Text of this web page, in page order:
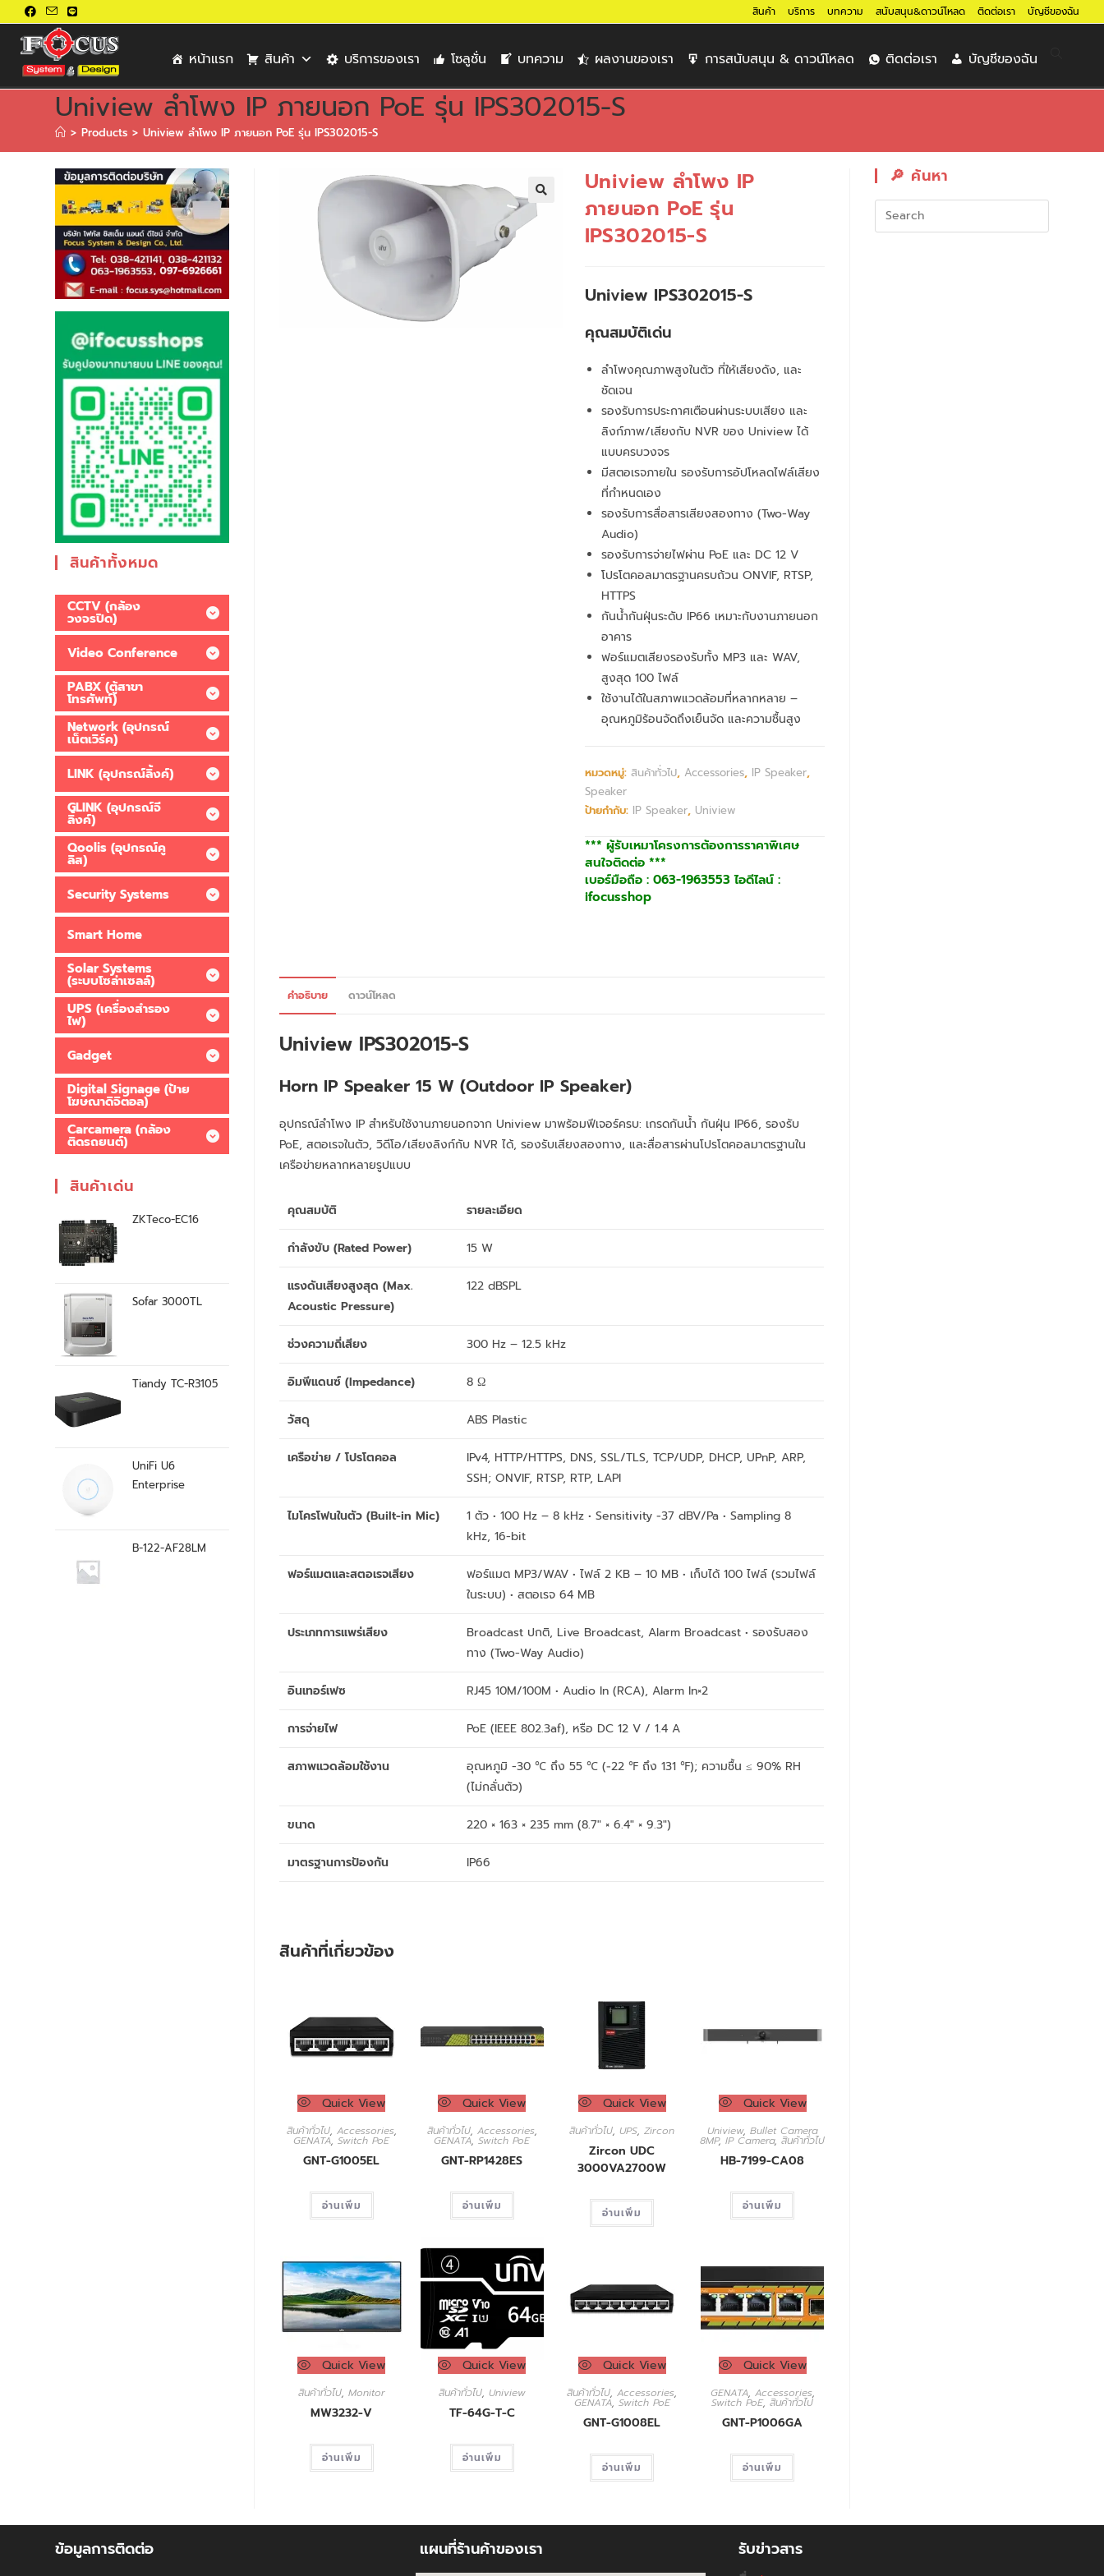
สินค้า บริการ บทความ สนับสนุน&ดาวน์โหลด ติดต่อเรา บัญชีของฉัน
หน้าแรก สินค้า บริการของเรา โซลูชั่น บทความ ผลงานของเรา การสนับสนุน & ดาวน์โหลด ติดต่อเรา บัญชีของฉัน
Uniview ลำโพง IP ภายนอก PoE รุ่น IPS302015-S
> Products > Uniview ลำโพง IP ภายนอก PoE รุ่น IPS302015-S
🔍
Uniview ลำโพง IP
ภายนอก PoE รุ่น
IPS302015-S
Uniview IPS302015-S
คุณสมบัติเด่น
ลำโพงคุณภาพสูงในตัว ที่ให้เสียงดัง, และ
ชัดเจน
รองรับการประกาศเตือนผ่านระบบเสียง และ
ลิงก์ภาพ/เสียงกับ NVR ของ Uniview ได้
แบบครบวงจร
มีสตอเรจภายใน รองรับการอัปโหลดไฟล์เสียง
ที่กำหนดเอง
รองรับการสื่อสารเสียงสองทาง (Two-Way
Audio)
รองรับการจ่ายไฟผ่าน PoE และ DC 12 V
โปรโตคอลมาตรฐานครบถ้วน ONVIF, RTSP,
HTTPS
กันน้ำกันฝุ่นระดับ IP66 เหมาะกับงานภายนอก
อาคาร
ฟอร์แมตเสียงรองรับทั้ง MP3 และ WAV,
สูงสุด 100 ไฟล์
ใช้งานได้ในสภาพแวดล้อมที่หลากหลาย –
อุณหภูมิร้อนจัดถึงเย็นจัด และความชื้นสูง
หมวดหมู่: สินค้าทั่วไป, Accessories, IP Speaker,
Speaker
ป้ายกำกับ: IP Speaker, Uniview
*** ผู้รับเหมาโครงการต้องการราคาพิเศษ
สนใจติดต่อ ***
เบอร์มือถือ : 063-1963553 ไอดีไลน์ :
ifocusshop
คำอธิบาย ดาวน์โหลด
Uniview IPS302015-S
Horn IP Speaker 15 W (Outdoor IP Speaker)
อุปกรณ์ลำโพง IP สำหรับใช้งานภายนอกจาก Uniview มาพร้อมฟีเจอร์ครบ: เกรดกันน้ำ กันฝุ่น IP66, รองรับ
PoE, สตอเรจในตัว, วิดีโอ/เสียงลิงก์กับ NVR ได้, รองรับเสียงสองทาง, และสื่อสารผ่านโปรโตคอลมาตรฐานใน
เครือข่ายหลากหลายรูปแบบ
คุณสมบัติ รายละเอียด
กำลังขับ (Rated Power) 15 W
แรงดันเสียงสูงสุด (Max.
Acoustic Pressure)
122 dBSPL
ช่วงความถี่เสียง 300 Hz – 12.5 kHz
อิมพีแดนซ์ (Impedance) 8 Ω
วัสดุ ABS Plastic
เครือข่าย / โปรโตคอล
IPv4, HTTP/HTTPS, DNS, SSL/TLS, TCP/UDP, DHCP, UPnP, ARP,
SSH; ONVIF, RTSP, RTP, LAPI
ไมโครโฟนในตัว (Built-in Mic)
1 ตัว • 100 Hz – 8 kHz • Sensitivity −37 dBV/Pa • Sampling 8
kHz, 16-bit
ฟอร์แมตและสตอเรจเสียง
ฟอร์แมต MP3/WAV • ไฟล์ 2 KB – 10 MB • เก็บได้ 100 ไฟล์ (รวมไฟล์
ในระบบ) • สตอเรจ 64 MB
ประเภทการแพร่เสียง
Broadcast ปกติ, Live Broadcast, Alarm Broadcast • รองรับสอง
ทาง (Two-Way Audio)
อินเทอร์เฟซ RJ45 10M/100M • Audio In (RCA), Alarm In×2
การจ่ายไฟ PoE (IEEE 802.3af), หรือ DC 12 V / 1.4 A
สภาพแวดล้อมใช้งาน
อุณหภูมิ -30 ℃ ถึง 55 ℃ (−22 ℉ ถึง 131 ℉); ความชื้น ≤ 90% RH
(ไม่กลั่นตัว)
ขนาด 220 × 163 × 235 mm (8.7″ × 6.4″ × 9.3″)
มาตรฐานการป้องกัน IP66
สินค้าที่เกี่ยวข้อง
Quick View
สินค้าทั่วไป, Accessories,
GENATA,Switch PoE
GNT-G1005EL
อ่านเพิ่ม
Quick View
สินค้าทั่วไป, Accessories,
GENATA,Switch PoE
GNT-RP1428ES
อ่านเพิ่ม
Quick View
สินค้าทั่วไป, UPS,Zircon
Zircon UDC
3000VA2700W​
อ่านเพิ่ม
Quick View
Uniview, Bullet Camera
8MP,IP Camera,สินค้าทั่วไป
HB-7199-CA08
อ่านเพิ่ม
Quick View
สินค้าทั่วไป, Monitor
MW3232-V
อ่านเพิ่ม
Quick View
สินค้าทั่วไป, Uniview
TF-64G-T-C
อ่านเพิ่ม
Quick View
สินค้าทั่วไป,Accessories,
GENATA, Switch PoE
GNT-G1008EL
อ่านเพิ่ม
Quick View
GENATA, Accessories,
Switch PoE,สินค้าทั่วไป
GNT-P1006GA
อ่านเพิ่ม
สินค้าทั้งหมด
CCTV (กล้อง
วงจรปิด)
Video Conference
PABX (ตู้สาขา
โทรศัพท์)
Network (อุปกรณ์
เน็ตเวิร์ค)
LINK (อุปกรณ์ลิ้งค์)
GLINK (อุปกรณ์จี
ลิ้งค์)
Qoolis (อุปกรณ์คู
ลิส)
Security Systems
Smart Home
Solar Systems
(ระบบโซล่าเซลล์)
UPS (เครื่องสำรอง
ไฟ)
Gadget
Digital Signage (ป้าย
โฆษณาดิจิตอล)
Carcamera (กล้อง
ติดรถยนต์)
สินค้าเด่น
ZKTeco-EC16
Sofar 3000TL
Tiandy TC-R3105
UniFi U6
Enterprise
B-122-AF28LM
🔎︎ ค้นหา
ข้อมูลการติดต่อ แผนที่ร้านค้าของเรา รับข่าวสาร